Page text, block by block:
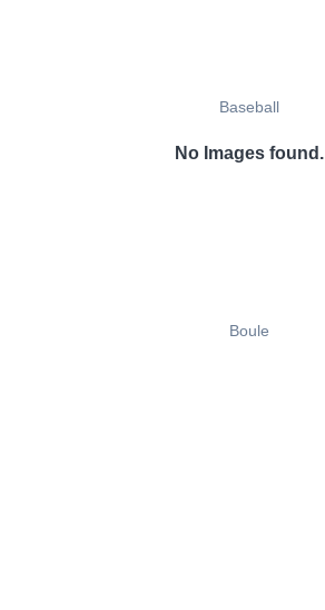
Baseball
No Images found.
Boule